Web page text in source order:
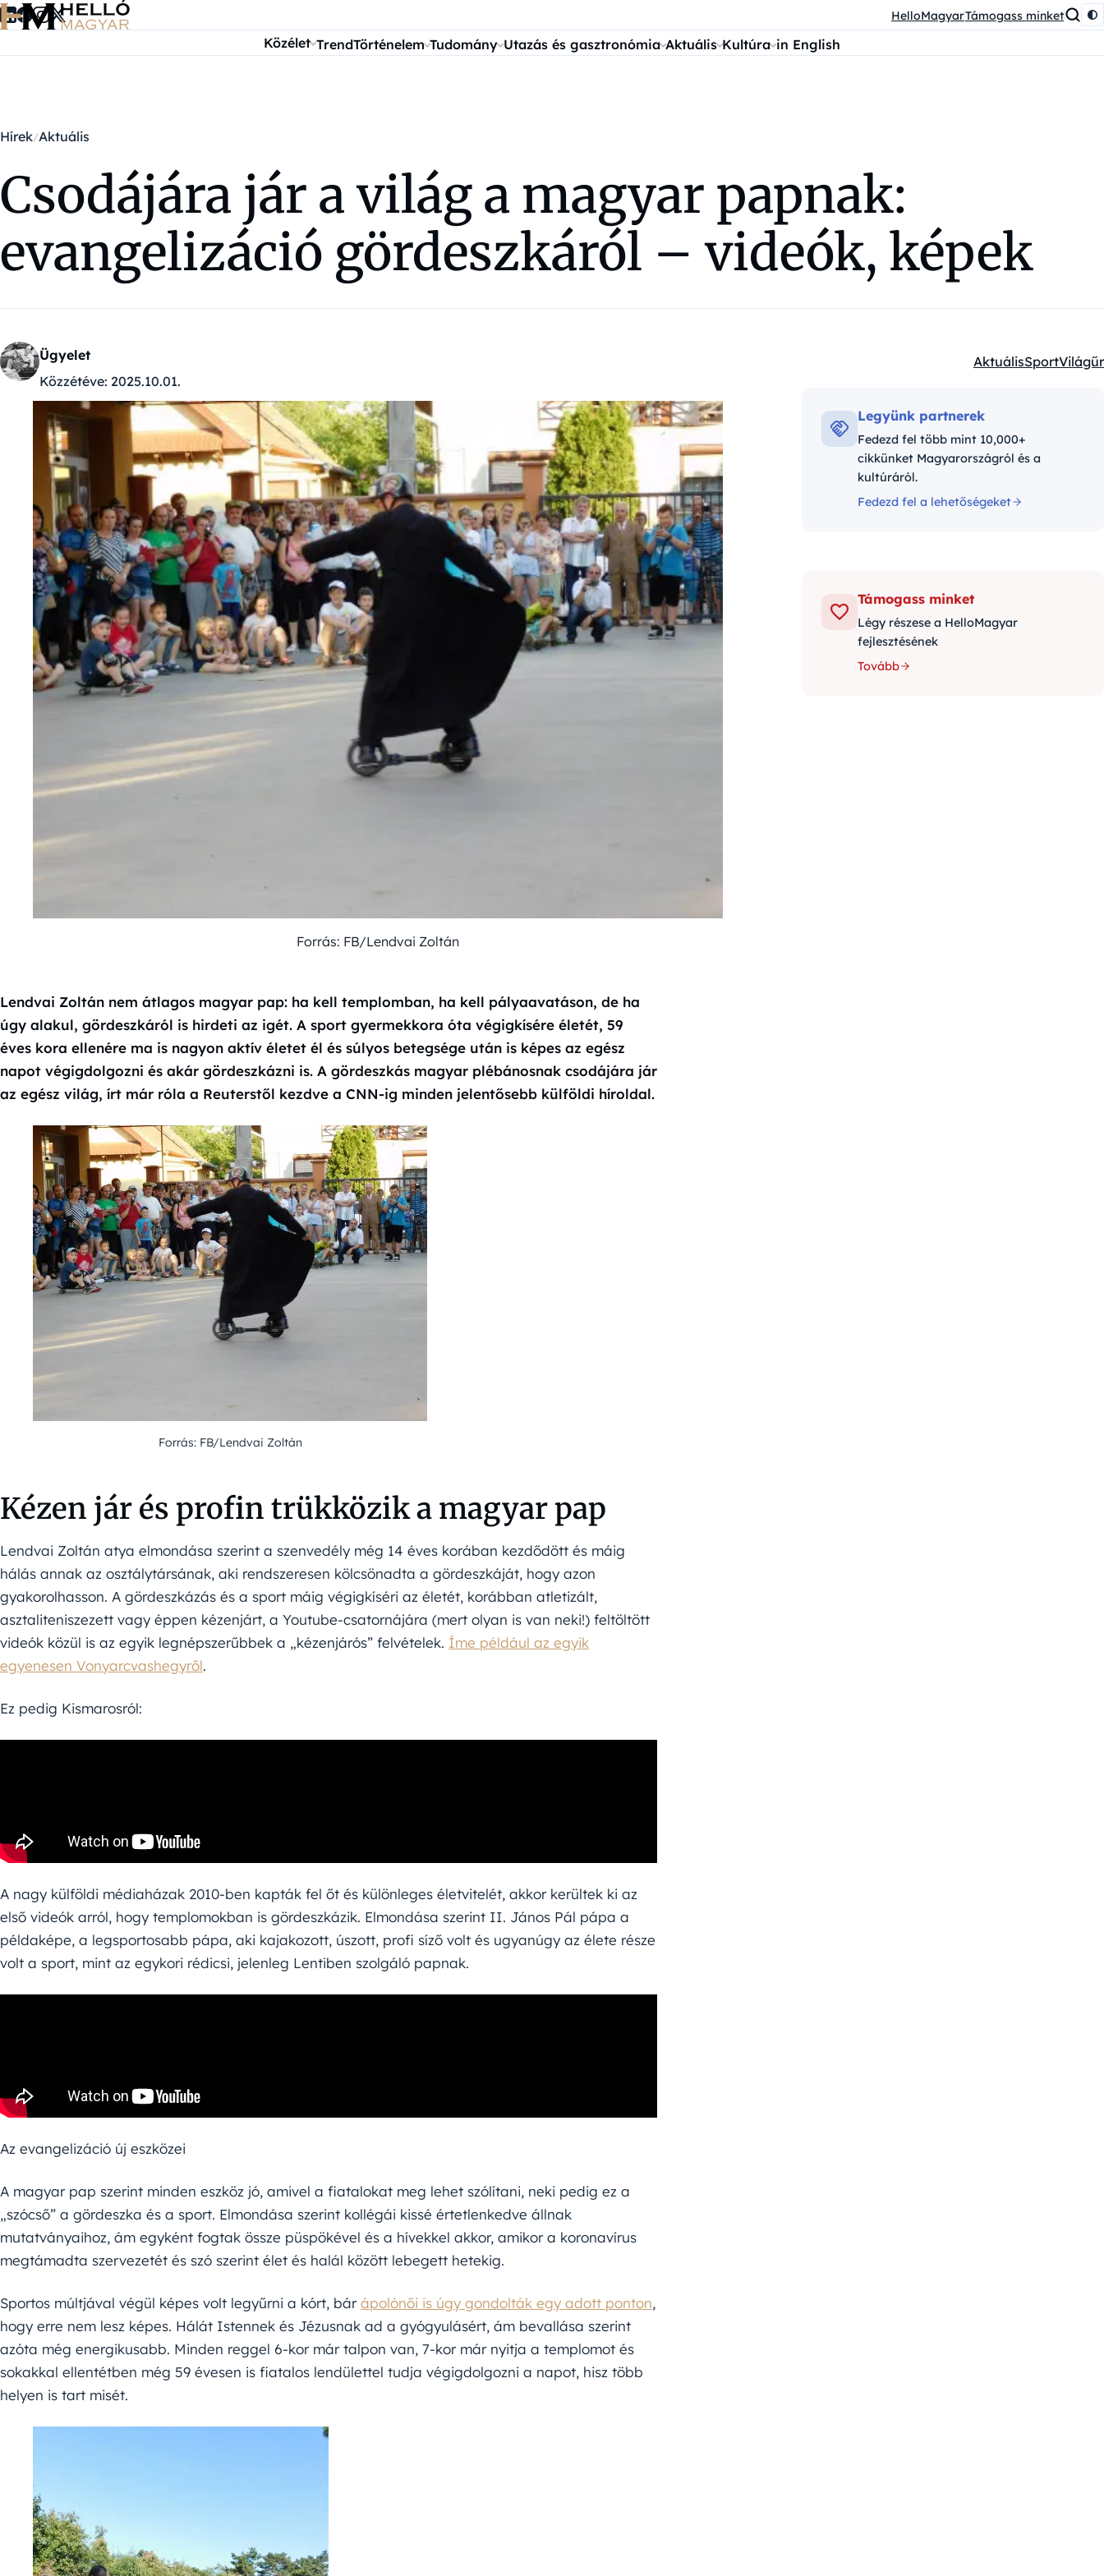
Ugrás a tartalomra HelloMagyarTámogass minket
Közélet TrendTörténelem Tudomány Utazás és gasztronómia Aktuális Kultúra in English
Hírek Aktuális
Csodájára jár a világ a magyar papnak:
evangelizáció gördeszkáról – videók, képek
Ügyelet
Közzétéve: 2025.10.01.
Kategóriák:
AktuálisSportVilágűr
Forrás: FB/Lendvai Zoltán
Lendvai Zoltán nem átlagos magyar pap: ha kell templomban, ha kell pályaavatáson, de ha
úgy alakul, gördeszkáról is hirdeti az igét. A sport gyermekkora óta végigkísére életét, 59
éves kora ellenére ma is nagyon aktív életet él és súlyos betegsége után is képes az egész
napot végigdolgozni és akár gördeszkázni is. A gördeszkás magyar plébánosnak csodájára jár
az egész világ, írt már róla a Reuterstől kezdve a CNN-ig minden jelentősebb külföldi híroldal.
Forrás: FB/Lendvai Zoltán
Kézen jár és profin trükközik a magyar pap
Lendvai Zoltán atya elmondása szerint a szenvedély még 14 éves korában kezdődött és máig
hálás annak az osztálytársának, aki rendszeresen kölcsönadta a gördeszkáját, hogy azon
gyakorolhasson. A gördeszkázás és a sport máig végigkíséri az életét, korábban atletizált,
asztaliteniszezett vagy éppen kézenjárt, a Youtube-csatornájára (mert olyan is van neki!) feltöltött
videók közül is az egyik legnépszerűbbek a „kézenjárós” felvételek. Íme például az egyik
egyenesen Vonyarcvashegyről.
Ez pedig Kismarosról:
A nagy külföldi médiaházak 2010-ben kapták fel őt és különleges életvitelét, akkor kerültek ki az
első videók arról, hogy templomokban is gördeszkázik. Elmondása szerint II. János Pál pápa a
példaképe, a legsportosabb pápa, aki kajakozott, úszott, profi síző volt és ugyanúgy az élete része
volt a sport, mint az egykori rédicsi, jelenleg Lentiben szolgáló papnak.
Az evangelizáció új eszközei
A magyar pap szerint minden eszköz jó, amivel a fiatalokat meg lehet szólítani, neki pedig ez a
„szócső” a gördeszka és a sport. Elmondása szerint kollégái kissé értetlenkedve állnak
mutatványaihoz, ám egyként fogtak össze püspökével és a hívekkel akkor, amikor a koronavírus
megtámadta szervezetét és szó szerint élet és halál között lebegett hetekig.
Sportos múltjával végül képes volt legyűrni a kórt, bárápolónői is úgy gondolták egy adott ponton,
hogy erre nem lesz képes. Hálát Istennek és Jézusnak ad a gyógyulásért, ám bevallása szerint
azóta még energikusabb. Minden reggel 6-kor már talpon van, 7-kor már nyitja a templomot és
sokakkal ellentétben még 59 évesen is fiatalos lendülettel tudja végigdolgozni a napot, hisz több
helyen is tart misét.
Legyünk partnerek
Fedezd fel több mint 10,000+
cikkünket Magyarországról és a
kultúráról.
Fedezd fel a lehetőségeket
Támogass minket
Légy részese a HelloMagyar
fejlesztésének
Tovább